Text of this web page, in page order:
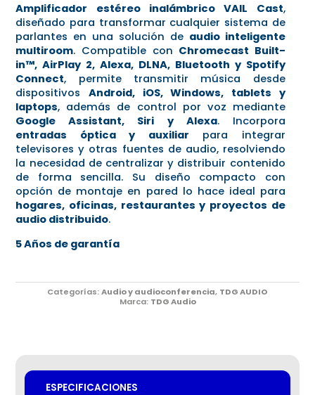
Amplificador estéreo inalámbrico VAIL Cast,
diseñado para transformar cualquier sistema de
parlantes en una solución de audio inteligente
multiroom. Compatible con Chromecast Built-
in™, AirPlay 2, Alexa, DLNA, Bluetooth y Spotify
Connect, permite transmitir música desde
dispositivosAndroid, iOS, Windows, tablets y
laptops, además de control por voz mediante
Google Assistant, Siri y Alexa. Incorpora
entradas óptica y auxiliar para integrar
televisores y otras fuentes de audio, resolviendo
la necesidad de centralizar y distribuir contenido
de forma sencilla. Su diseño compacto con
opción de montaje en pared lo hace ideal para
hogares, oficinas, restaurantes y proyectos de
audio distribuido.
5 Años de garantía
Categorías:Audio y audioconferencia, TDG AUDIO
Marca: TDG Audio
ESPECIFICACIONES